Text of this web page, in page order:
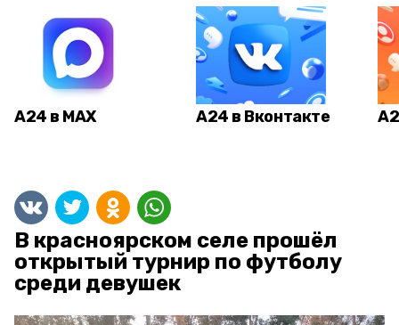
А24 в MAX А24 в Вконтакте
В красноярском селе прошёл
открытый турнир по футболу
среди девушек